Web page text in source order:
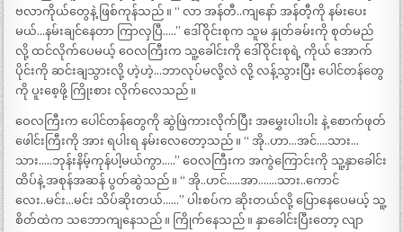
ဗလာကိုယ်တွေနဲ့ ဖြစ်ကုန်သည် ။ “ လာ အန်တီ..ကျနော် အန်တီ့ကို နမ်းပေး
မယ်…နမ်းချင်နေတာ ကြာလှပြီ…..” ဒေါ်ဝိုင်းစုက သူမ နှုတ်ခမ်းကို စုတ်မည်
လို့ ထင်လိုက်ပေမယ့် ဝေလကြီးက သူ့ခေါင်းကို ဒေါ်ဝိုင်းစုရဲ့ ကိုယ် အောက်
ပိုင်းကို ဆင်းချသွားလို့ ဟဲ့ဟဲ့…ဘာလုပ်မလို့လဲ လို့ လန့်သွားပြီး ပေါင်တန်တွေ
ကို ပူးစေ့ဖို့ ကြိုးစား လိုက်လေသည် ။
ဝေလကြီးက ပေါင်တန်တွေကို ဆွဲဖြဲကားလိုက်ပြီး အမွှေးပါးပါး နဲ့ စောက်ဖုတ်
ဖေါင်းကြီးကို အား ရပါးရ နမ်းလေတော့သည် ။ “ အို..ဟာ…အင်….သား…
သား…..ဘုန်းနိမ့်ကုန်ပါ့မယ်ကွာ…..” ဝေလကြီးက အကွဲကြောင်းကို သူ့နှာခေါင်း
ထိပ်နဲ့ အစုန်အဆန် ပွတ်ဆွဲသည် ။ “ အို..ဟင်…..အာ…….သား..ကောင်
လေး..မင်း…မင်း သိပ်ဆိုးတယ်……” ပါးစပ်က ဆိုးတယ်လို့ ပြောနေပေမယ့် သူ့
စိတ်ထဲက သဘောကျနေသည် ။ ကြိုက်နေသည် ။ နှာခေါင်းပြီးတော့ လျာ